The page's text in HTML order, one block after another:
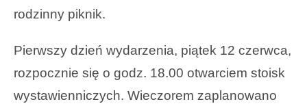
rodzinny piknik.
Pierwszy dzień wydarzenia, piątek 12 czerwca,
rozpocznie się o godz. 18.00 otwarciem stoisk
wystawienniczych. Wieczorem zaplanowano